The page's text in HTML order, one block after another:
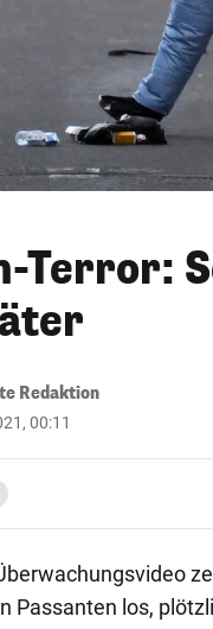
Terror:
Redaktion
00:11
Passanten los,